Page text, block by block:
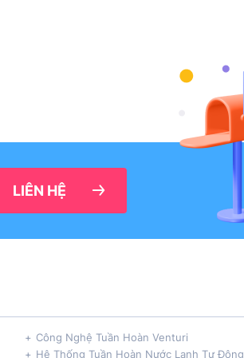
LIÊN HỆ
Công Nghệ Tuần Hoàn Venturi
Hệ Thống Tuần Hoàn Nước Lạnh Tự Động